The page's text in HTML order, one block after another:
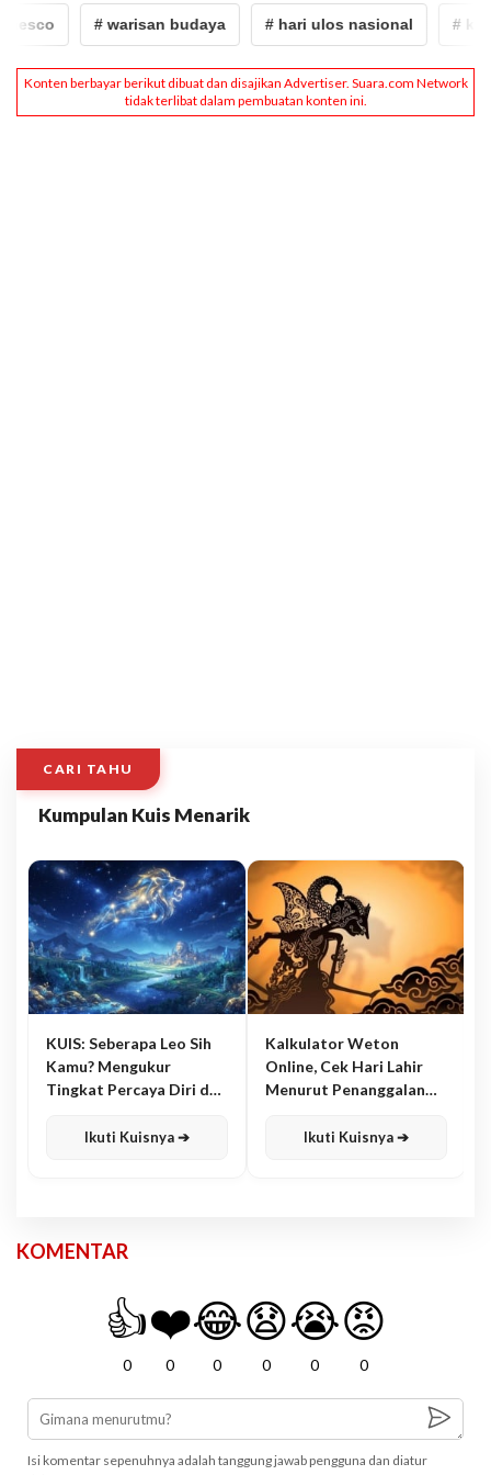
# warisan budaya # hari ulos nasional #
CARI TAHU
Kumpulan Kuis Menarik
KUIS: Seberapa Leo Sih
Kamu? Mengukur
Tingkat Percaya Diri dan
Ikuti Kuisnya ➔
Kalkulator Weton
Online, Cek Hari Lahir
Menurut Penanggalan
Ikuti Kuisnya ➔
KOMENTAR
👍
0
❤️
0
😂
0
😧
0
😭
0
😡
0
Isi komentar sepenuhnya adalah tanggung jawab pengguna dan diatur